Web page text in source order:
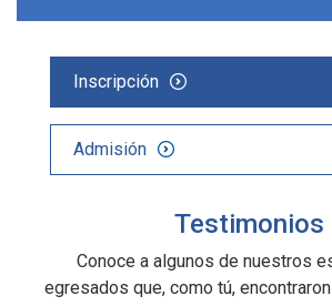
Inscripción
Admisión
Testimonios
Conoce a algunos de nuestros
egresados que, como tú,